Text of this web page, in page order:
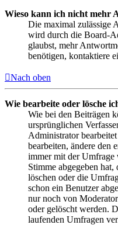
Wieso kann ich nicht mehr
Die maximal zulässige
wird durch die Board-
glaubst, mehr
benötigen, kontaktiere
Nach oben
Wie bearbeite oder lösche
Wie bei den Beiträgen
ursprünglichen
Administrator
bearbeiten, ändere den
immer mit der Umfrage
Stimme abgegeben
löschen oder die
schon ein Benutzer
nur noch von
oder gelöscht werden.
laufenden Umfragen